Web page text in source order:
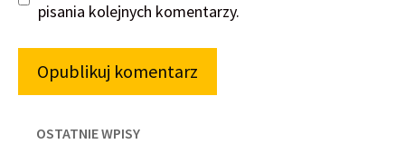
pisania kolejnych komentarzy.
OSTATNIE WPISY